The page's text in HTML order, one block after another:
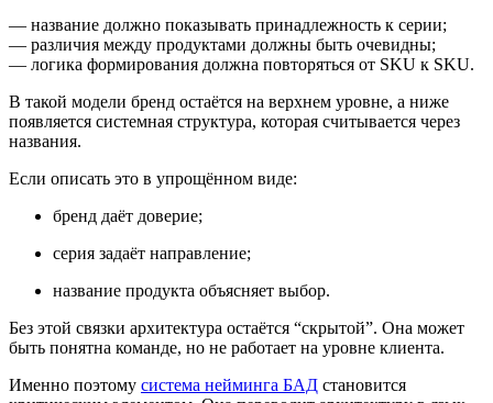
— название должно показывать принадлежность к серии;
— различия между продуктами должны быть очевидны;
— логика формирования должна повторяться от SKU к SKU.
В такой модели бренд остаётся на верхнем уровне, а ниже
появляется системная структура, которая считывается через
названия.
Если описать это в упрощённом виде:
бренд даёт доверие;
серия задаёт направление;
название продукта объясняет выбор.
Без этой связки архитектура остаётся “скрытой”. Она может
быть понятна команде, но не работает на уровне клиента.
Именно поэтому система нейминга БАД становится